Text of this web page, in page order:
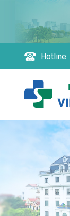
Hotline: